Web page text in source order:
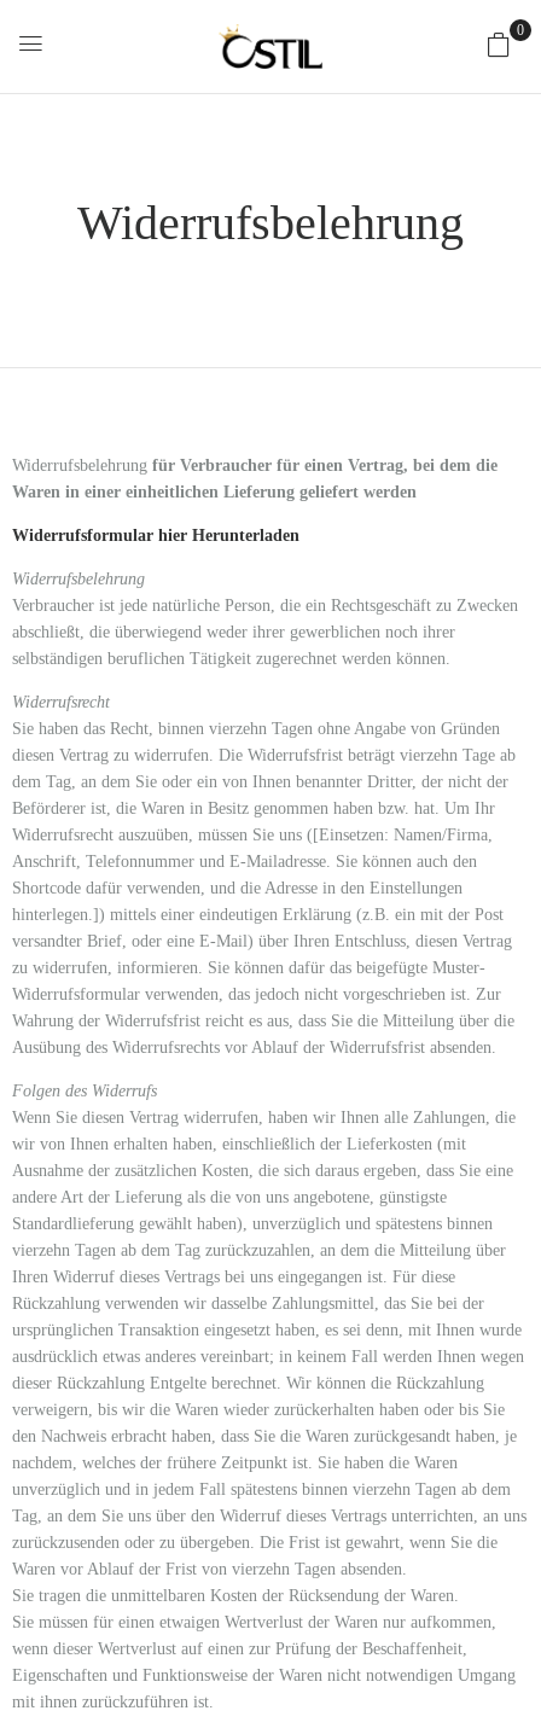
0
Widerrufsbelehrung
Widerrufsbelehrung für Verbraucher für einen Vertrag, bei dem die
Waren in einer einheitlichen Lieferung geliefert werden
Widerrufsformular hier Herunterladen
Widerrufsbelehrung
Verbraucher ist jede natürliche Person, die ein Rechtsgeschäft zu Zwecken
abschließt, die überwiegend weder ihrer gewerblichen noch ihrer
selbständigen beruflichen Tätigkeit zugerechnet werden können.
Widerrufsrecht
Sie haben das Recht, binnen vierzehn Tagen ohne Angabe von Gründen
diesen Vertrag zu widerrufen. Die Widerrufsfrist beträgt vierzehn Tage ab
dem Tag, an dem Sie oder ein von Ihnen benannter Dritter, der nicht der
Beförderer ist, die Waren in Besitz genommen haben bzw. hat. Um Ihr
Widerrufsrecht auszuüben, müssen Sie uns ([Einsetzen: Namen/Firma,
Anschrift, Telefonnummer und E-Mailadresse. Sie können auch den
Shortcode dafür verwenden, und die Adresse in den Einstellungen
hinterlegen.]) mittels einer eindeutigen Erklärung (z.B. ein mit der Post
versandter Brief, oder eine E-Mail) über Ihren Entschluss, diesen Vertrag
zu widerrufen, informieren. Sie können dafür das beigefügte Muster-
Widerrufsformular verwenden, das jedoch nicht vorgeschrieben ist. Zur
Wahrung der Widerrufsfrist reicht es aus, dass Sie die Mitteilung über die
Ausübung des Widerrufsrechts vor Ablauf der Widerrufsfrist absenden.
Folgen des Widerrufs
Wenn Sie diesen Vertrag widerrufen, haben wir Ihnen alle Zahlungen, die
wir von Ihnen erhalten haben, einschließlich der Lieferkosten (mit
Ausnahme der zusätzlichen Kosten, die sich daraus ergeben, dass Sie eine
andere Art der Lieferung als die von uns angebotene, günstigste
Standardlieferung gewählt haben), unverzüglich und spätestens binnen
vierzehn Tagen ab dem Tag zurückzuzahlen, an dem die Mitteilung über
Ihren Widerruf dieses Vertrags bei uns eingegangen ist. Für diese
Rückzahlung verwenden wir dasselbe Zahlungsmittel, das Sie bei der
ursprünglichen Transaktion eingesetzt haben, es sei denn, mit Ihnen wurde
ausdrücklich etwas anderes vereinbart; in keinem Fall werden Ihnen wegen
dieser Rückzahlung Entgelte berechnet. Wir können die Rückzahlung
verweigern, bis wir die Waren wieder zurückerhalten haben oder bis Sie
den Nachweis erbracht haben, dass Sie die Waren zurückgesandt haben, je
nachdem, welches der frühere Zeitpunkt ist. Sie haben die Waren
unverzüglich und in jedem Fall spätestens binnen vierzehn Tagen ab dem
Tag, an dem Sie uns über den Widerruf dieses Vertrags unterrichten, an uns
zurückzusenden oder zu übergeben. Die Frist ist gewahrt, wenn Sie die
Waren vor Ablauf der Frist von vierzehn Tagen absenden.
Sie tragen die unmittelbaren Kosten der Rücksendung der Waren.
Sie müssen für einen etwaigen Wertverlust der Waren nur aufkommen,
wenn dieser Wertverlust auf einen zur Prüfung der Beschaffenheit,
Eigenschaften und Funktionsweise der Waren nicht notwendigen Umgang
mit ihnen zurückzuführen ist.